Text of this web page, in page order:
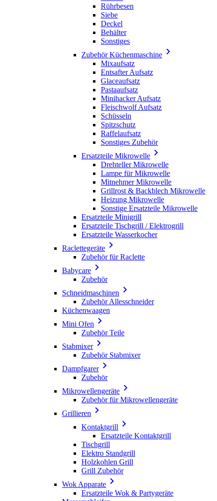
Rührbesen
Siebe
Deckel
Behälter
Sonstiges
Zubehör Küchenmaschine 
Mixaufsatz
Entsafter Aufsatz
Glaceaufsatz
Pastaaufsatz
Minihacker Aufsatz
Fleischwolf Aufsatz
Schüsseln
Spitzschutz
Raffelaufsatz
Sonstiges Zubehör
Ersatzteile Mikrowelle 
Drehteller Mikrowelle
Lampe für Mikrowelle
Mitnehmer Mikrowelle
Grillrost & Backblech Mikrowelle
Heizung Mikrowelle
Sonstige Ersatzteile Mikrowelle
Ersatzteile Minigrill
Ersatzteile Tischgrill / Elektrogrill
Ersatzteile Wasserkocher
Raclettegeräte 
Zubehör für Raclette
Babycare 
Zubehör
Schneidmaschinen 
Zubehör Allesschneider
Küchenwaagen
Mini Ofen 
Zubehör Teile
Stabmixer
Zubehör Stabmixer
Dampfgarer
Zubehör
Mikrowellengeräte 
Zubehör für Mikrowellengeräte
Grillieren 
Kontaktgrill 
Ersatzteile Kontaktgrill
Tischgrill
Elektro Standgrill
Holzkohlen Grill
Grill Zubehör
Wok Apparate 
Ersatzteile Wok & Partygeräte